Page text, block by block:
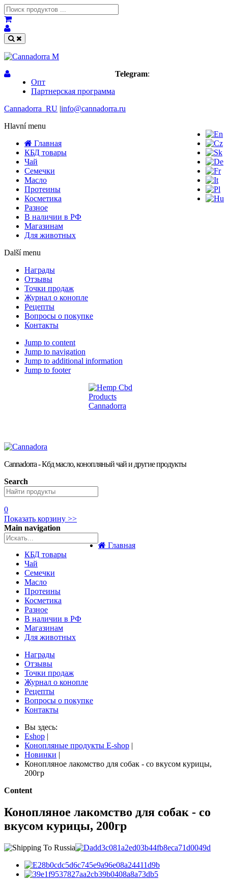
Опт
Партнерская программа
Telegram:
Cannadorra_RU |info@cannadorra.ru
Hlavní menu
Главная
КБД товары
Чай
Семечки
Масло
Протеины
Косметика
Разное
В наличии в РФ
Магазинам
Для животных
Další menu
Награды
Отзывы
Точки продаж
Журнал о конопле
Рецепты
Вопросы о покупке
Контакты
Jump to content
Jump to navigation
Jump to additional information
Jump to footer
Cannadorra - Кбд масло, конопляный чай и другие продукты
Search
0
Показать корзину >>
Main navigation
Главная
КБД товары
Чай
Семечки
Масло
Протеины
Косметика
Разное
В наличии в РФ
Магазинам
Для животных
Награды
Отзывы
Точки продаж
Журнал о конопле
Рецепты
Вопросы о покупке
Контакты
Вы здесь:
Eshop |
Конопляные продукты E-shop |
Новинки |
Конопляное лакомство для собак - со вкусом курицы,
200гр
Content
Конопляное лакомство для собак - со
вкусом курицы, 200гр